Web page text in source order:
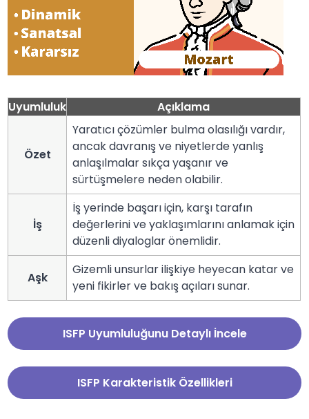
Uyumluluk Açıklama
Özet
Yaratıcı çözümler bulma olasılığı vardır,
ancak davranış ve niyetlerde yanlış
anlaşılmalar sıkça yaşanır ve
sürtüşmelere neden olabilir.
İş
İş yerinde başarı için, karşı tarafın
değerlerini ve yaklaşımlarını anlamak için
düzenli diyaloglar önemlidir.
Aşk
Gizemli unsurlar ilişkiye heyecan katar ve
yeni fikirler ve bakış açıları sunar.
ISFP Uyumluluğunu Detaylı İncele
ISFP Karakteristik Özellikleri